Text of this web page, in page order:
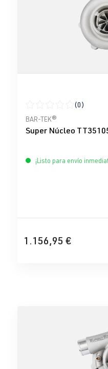
Calificación promedio
(0)
BAR-TEK®
Super Núcleo
¡Listo para envío
1.156,95 €